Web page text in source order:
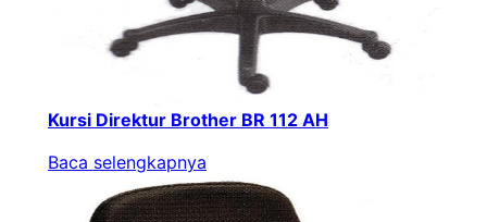
Kursi Direktur Brother BR 112 AH
Baca selengkapnya